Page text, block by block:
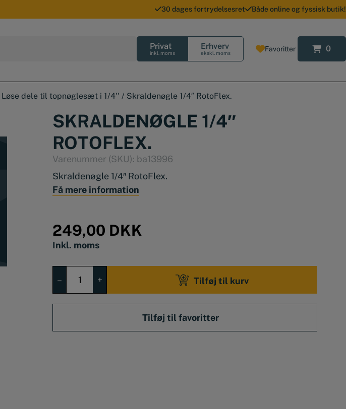
30 dages fortrydelsesret Både online og fyssisk butik!
Privat
inkl. moms
Erhverv
ekskl. moms Favoritter 0
0
Løse dele til topnøglesæt i 1/4'' / Skraldenøgle 1/4″ RotoFlex.
SKRALDENØGLE 1/4″
ROTOFLEX.
Varenummer (SKU): ba13996
Skraldenøgle 1/4″ RotoFlex.
Få mere information
249,00 DKK
Inkl. moms
–
1/4"
RotoFlex.
antal
+ Tilføj til kurv